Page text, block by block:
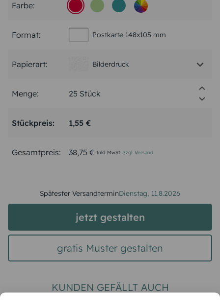
Farbe:
Format: Postkarte 148x105 mm
Papierart: Bilderdruck
Menge:
Stückpreis: 1,55 €
Gesamtpreis: 38,75 € Inkl. MwSt. zzgl. Versand
Spätester VersandterminDienstag, 11.8.2026
jetzt gestalten
gratis Muster gestalten
KUNDEN GEFÄLLT AUCH